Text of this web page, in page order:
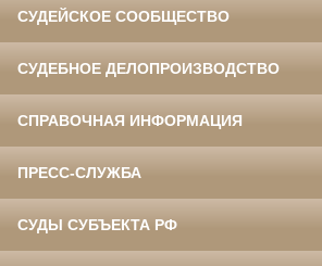
СУДЕЙСКОЕ СООБЩЕСТВО
СУДЕБНОЕ ДЕЛОПРОИЗВОДСТВО
СПРАВОЧНАЯ ИНФОРМАЦИЯ
ПРЕСС-СЛУЖБА
СУДЫ СУБЪЕКТА РФ